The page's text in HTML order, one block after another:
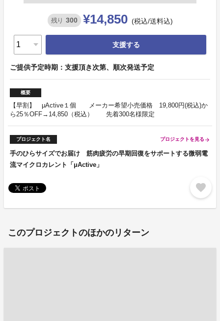
残り 300 ¥14,850 (税込/送料込)
支援する
ご提供予定時期：支援頂き次第、順次発送予定
概要
【早割】 μActive１個 メーカー希望小売価格 19,800円(税込)か
ら25％OFF→14,850（税込） 先着300名様限定
プロジェクト名 プロジェクトを見る arrow_forward
手のひらサイズでお届け 筋肉疲労の早期回復をサポートする微弱電
流マイクロカレント「μActive」
favorite
このプロジェクトのほかのリターン